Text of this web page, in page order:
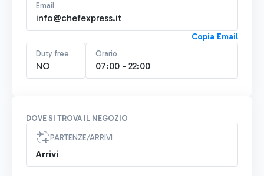
Email
info@chefexpress.it
Copia Email
Duty free
NO
Orario
07:00 - 22:00
DOVE SI TROVA IL NEGOZIO
PARTENZE/ARRIVI
Arrivi